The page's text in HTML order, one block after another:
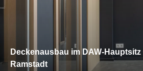
Deckenausbau im DAW-Hauptsitz
Ramstadt